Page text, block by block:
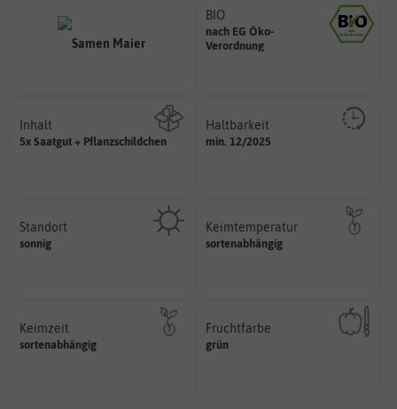
BIO
nach EG Öko-
Verordnung
den Richtlinien der biologischen
Landwirtschaft arbeiten.
Inhalt
5x Saatgut + Pflanzschildchen
Wie viel ist enthalten
Haltbarkeit
min. 12/2025
und Pflanzgut sehr gut keimen
sollte.
Standort
sonnig
Pflanze? (schattig, halbschattig,
sonnig, vollsonnig)
Keimzeit
sortenabhängig
unter Idealbedingungen das
erste Keimblattpaar zeigt?
Keimtemperatur
sortenabhängig
für die Keimung des Samenkorns
am idealsten?
Fruchtfarbe
grün
sie nach dem Reifungsprozess
hat.